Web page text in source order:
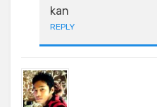
kan
REPLY